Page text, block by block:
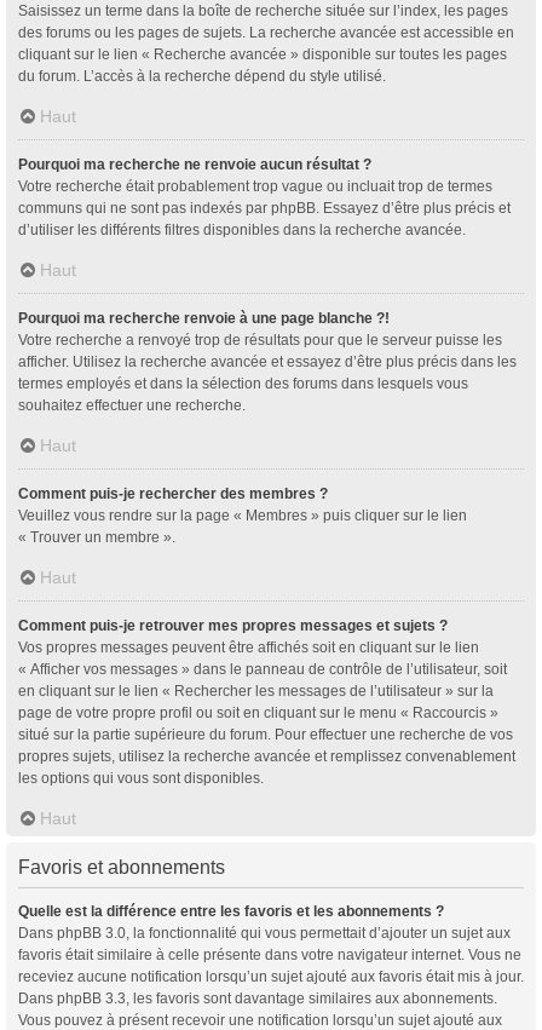
Saisissez un terme dans la boîte de recherche située sur l’index, les pages
des forums ou les pages de sujets. La recherche avancée est accessible en
cliquant sur le lien « Recherche avancée » disponible sur toutes les pages
du forum. L’accès à la recherche dépend du style utilisé.
Haut
Pourquoi ma recherche ne renvoie aucun résultat ?
Votre recherche était probablement trop vague ou incluait trop de termes
communs qui ne sont pas indexés par phpBB. Essayez d’être plus précis et
d’utiliser les différents filtres disponibles dans la recherche avancée.
Haut
Pourquoi ma recherche renvoie à une page blanche ?!
Votre recherche a renvoyé trop de résultats pour que le serveur puisse les
afficher. Utilisez la recherche avancée et essayez d’être plus précis dans les
termes employés et dans la sélection des forums dans lesquels vous
souhaitez effectuer une recherche.
Haut
Comment puis-je rechercher des membres ?
Veuillez vous rendre sur la page « Membres » puis cliquer sur le lien
« Trouver un membre ».
Haut
Comment puis-je retrouver mes propres messages et sujets ?
Vos propres messages peuvent être affichés soit en cliquant sur le lien
« Afficher vos messages » dans le panneau de contrôle de l’utilisateur, soit
en cliquant sur le lien « Rechercher les messages de l’utilisateur » sur la
page de votre propre profil ou soit en cliquant sur le menu « Raccourcis »
situé sur la partie supérieure du forum. Pour effectuer une recherche de vos
propres sujets, utilisez la recherche avancée et remplissez convenablement
les options qui vous sont disponibles.
Haut
Favoris et abonnements
Quelle est la différence entre les favoris et les abonnements ?
Dans phpBB 3.0, la fonctionnalité qui vous permettait d’ajouter un sujet aux
favoris était similaire à celle présente dans votre navigateur internet. Vous ne
receviez aucune notification lorsqu’un sujet ajouté aux favoris était mis à jour.
Dans phpBB 3.3, les favoris sont davantage similaires aux abonnements.
Vous pouvez à présent recevoir une notification lorsqu’un sujet ajouté aux